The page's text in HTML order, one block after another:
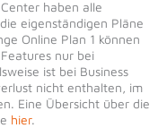
haben alle
eigenständigen Pläne
Online Plan 1 können
nur bei
ist bei Business
nicht enthalten, im
Eine Übersicht über die
hier.